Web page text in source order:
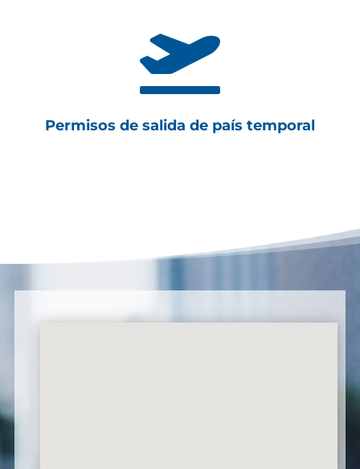

Permisos de salida de país temporal